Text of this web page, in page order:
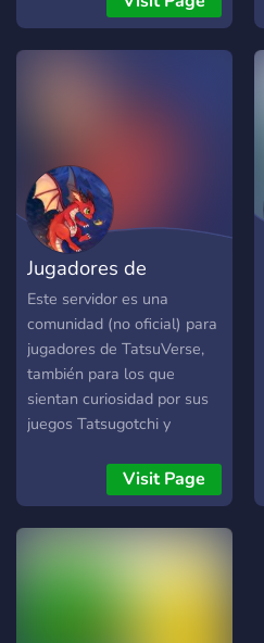
BOTS!** Nossas
Promoções
passar aquela mesma
missão que você estava
liberal só pode ser Gamers
Force, entre e vire um
verdadeiro gamer! Caso
você não passar do registro
anti-bot em 5 minutos você
será kickado AVISO! o
servidor está em estado de
REFORMA, caso ache
algum bug por favor
reporte na dm dos
fundadores ou adms
Jugadores de
TatsuVerse
Este servidor es una
comunidad (no oficial) para
jugadores de TatsuVerse,
también para los que
sientan curiosidad por sus
juegos Tatsugotchi y
community (not oficial) for
players of TatsuVerse, also
for who feel curiosity for its
games Tatsugotchi and
Visit Page